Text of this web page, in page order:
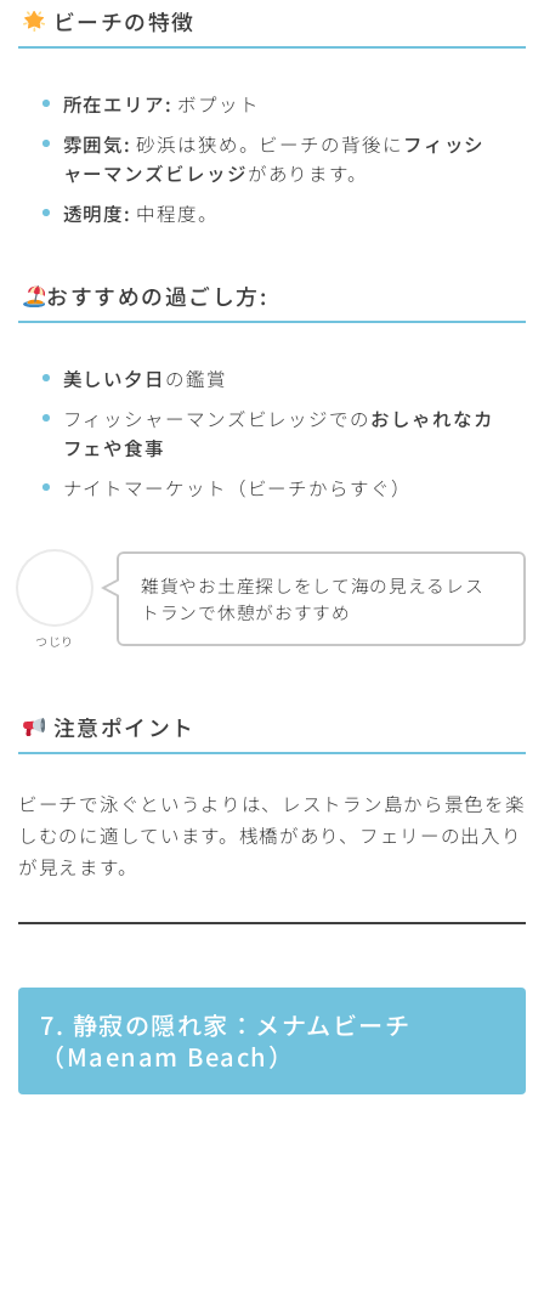
ビーチの特徴
所在エリア: ボプット
雰囲気: 砂浜は狭め。ビーチの背後に フィッシ
ャーマンズビレッジがあります。
透明度: 中程度。
おすすめの過ごし方:
美しい夕日 の鑑賞
フィッシャーマンズビレッジでのおしゃれなカ
フェや食事
ナイトマーケット（ビーチからすぐ）
つじり
雑貨やお土産探しをして海の見えるレス
トランで休憩がおすすめ
注意ポイント
ビーチで泳ぐというよりは、レストラン島から景色を楽
しむのに適しています。桟橋があり、フェリーの出入り
が見えます。
7. 静寂の隠れ家：メナムビーチ
（Maenam Beach）